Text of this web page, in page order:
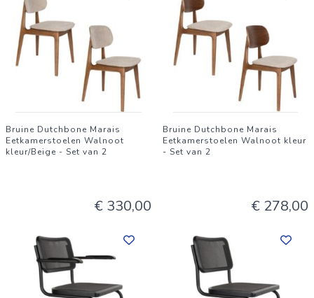
accessoires vol karakter. Soms handgemaakt, met kleine
imperfecties die zorgen voor een authentieke touch. Voor de
avonturiers, verhalenvertellers en de wild at heart. Wij
geloven dat een huis een warme plek moet zijn: a place to
Bruine Dutchbone Marais
Eetkamerstoelen Walnoot
kleur/Beige - Set van 2
€ 330,00
Bruine Dutchbone Marais
Eetkamerstoelen Walnoot kleur
- Set van 2
€ 278,00